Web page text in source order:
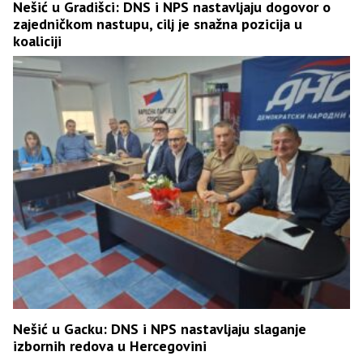
Nešić u Gradišci: DNS i NPS nastavljaju dogovor o
zajedničkom nastupu, cilj je snažna pozicija u
koaliciji
Nešić u Gacku: DNS i NPS nastavljaju slaganje
izbornih redova u Hercegovini